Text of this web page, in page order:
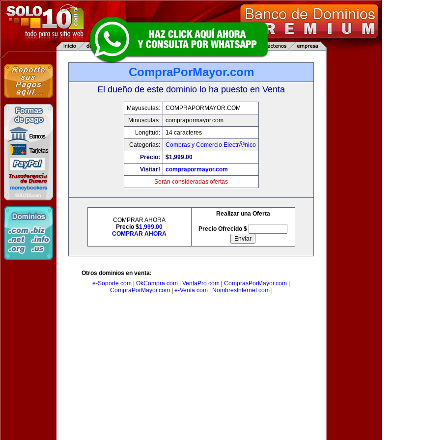
CompraPorMayor.com
El dueño de este dominio lo ha puesto en Venta
Mayusculas:
COMPRAPORMAYOR.COM
Minusculas:
comprapormayor.com
Longitud:
14 caracteres
Categorias:
Compras y Comercio ElectrÃ³nico
Precio:
$1,999.00
Visitar!
comprapormayor.com
Serán consideradas ofertas
COMPRAR AHORA
Precio $1,999.00
COMPRAR AHORA
Realizar una Oferta
Precio Ofrecido $
Otros dominios en venta:
e-Soporte.com
OkCompra.com VentaPro.com ComprasPorMayor.com
CompraPorMayor.com| e-Venta.com| NombresInternet.com|